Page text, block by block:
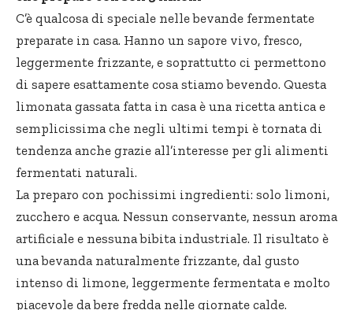
C’è qualcosa di speciale nelle bevande fermentate
preparate in casa. Hanno un sapore vivo, fresco,
leggermente frizzante, e soprattutto ci permettono
di sapere esattamente cosa stiamo bevendo. Questa
limonata gassata fatta in casa è una ricetta antica e
semplicissima che negli ultimi tempi è tornata di
tendenza anche grazie all’interesse per gli alimenti
fermentati naturali.
La preparo con pochissimi ingredienti: solo limoni,
zucchero e acqua. Nessun conservante, nessun aroma
artificiale e nessuna bibita industriale. Il risultato è
una bevanda naturalmente frizzante, dal gusto
intenso di limone, leggermente fermentata e molto
piacevole da bere fredda nelle giornate calde.